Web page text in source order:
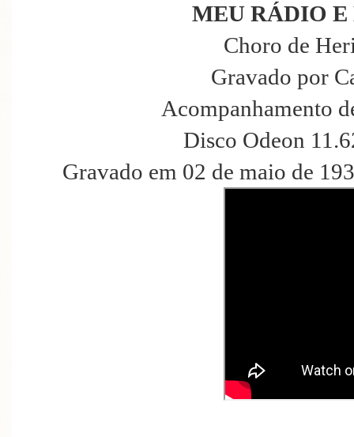
MEU RÁDIO
Choro de
Gravado por
Acompanhamento
Disco Odeon
Gravado em 02 de maio de